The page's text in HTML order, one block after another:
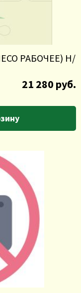
РАБОЧЕЕ) Н/
21 280 руб.